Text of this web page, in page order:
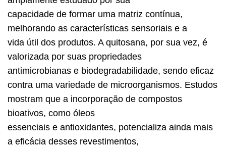
capacidade de formar uma matriz contínua,
melhorando as características sensoriais e a
vida útil dos produtos. A quitosana, por sua vez, é
valorizada por suas propriedades
antimicrobianas e biodegradabilidade, sendo eficaz
contra uma variedade de microorganismos. Estudos
mostram que a incorporação de compostos
bioativos, como óleos
essenciais e antioxidantes, potencializa ainda mais
a eficácia desses revestimentos,